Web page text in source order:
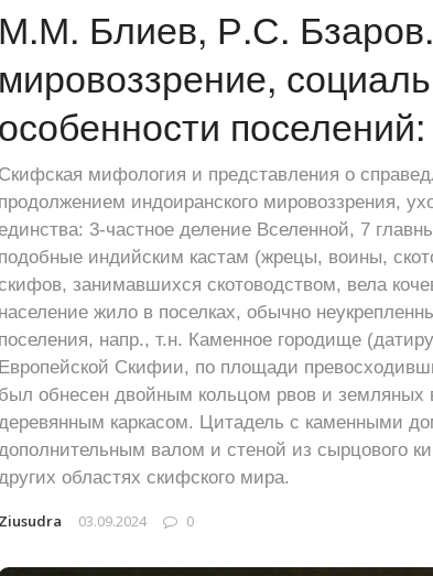
М.М. Блиев, Р.С.
мировоззрение,
особенности
Скифская мифология и представления о
продолжением индоиранского мировоззрения,
3-частное деление Вселенной, 7
подобные индийским кастам (жрецы, воины,
занимавшихся скотоводством, вела
население жило в поселках, обычно
поселения, напр., т.н. Каменное городище
Европейской Скифии, по площади
был обнесен двойным кольцом рвов и
каркасом. Цитадель с каменными
валом и стеной из сырцового
областях скифского мира.
Ziusudra 03.09.2024 0